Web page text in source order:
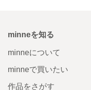
minneを知る
minneについて
minneで買いたい
作品をさがす